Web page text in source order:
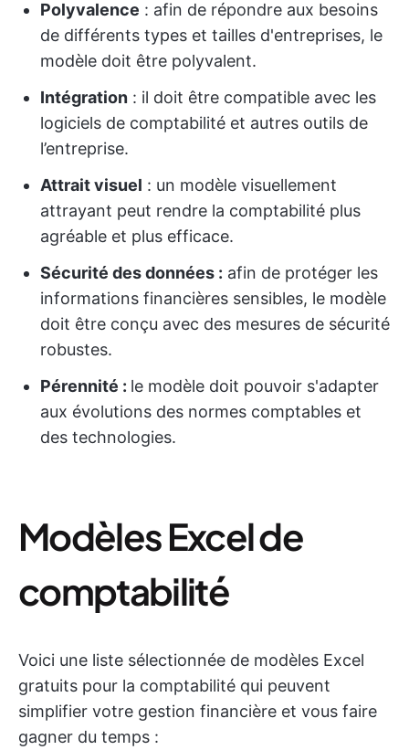
Polyvalence : afin de répondre aux besoins
de différents types et tailles d'entreprises, le
modèle doit être polyvalent.
Intégration : il doit être compatible avec les
logiciels de comptabilité et autres outils de
l’entreprise.
Attrait visuel : un modèle visuellement
attrayant peut rendre la comptabilité plus
agréable et plus efficace.
Sécurité des données : afin de protéger les
informations financières sensibles, le modèle
doit être conçu avec des mesures de sécurité
robustes.
Pérennité : le modèle doit pouvoir s'adapter
aux évolutions des normes comptables et
des technologies.
Modèles Excel de
comptabilité
Voici une liste sélectionnée de modèles Excel
gratuits pour la comptabilité qui peuvent
simplifier votre gestion financière et vous faire
gagner du temps :